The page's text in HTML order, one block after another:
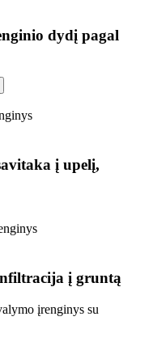
dydį pagal
į upelį,
į gruntą